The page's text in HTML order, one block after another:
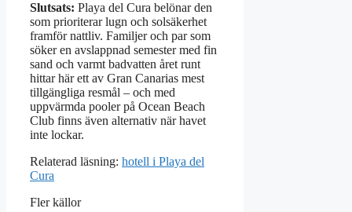
Slutsats: Playa del Cura belönar den
som prioriterar lugn och solsäkerhet
framför nattliv. Familjer och par som
söker en avslappnad semester med fin
sand och varmt badvatten året runt
hittar här ett av Gran Canarias mest
tillgängliga resmål – och med
uppvärmda pooler på Ocean Beach
Club finns även alternativ när havet
inte lockar.
Relaterad läsning: hotell i Playa del
Cura
Fler källor